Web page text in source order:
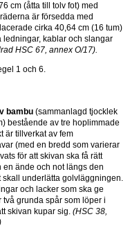
cm (åtta till tolv fot) med
är försedda med
cirka 40,64 cm (16 tum)
ledningar, kablar och slangar
HSC 67, annex O/17).
1 och 6.
bambu (sammanlagd tjocklek
bestående av tre hoplimmade
är tillverkat av fem
(med en bredd som varierar
för att skivan ska få rätt
ände och not längs den
underlätta golvläggningen.
och lacker som ska ge
grunda spår som löper i
skivan kupar sig. (HSC 38,